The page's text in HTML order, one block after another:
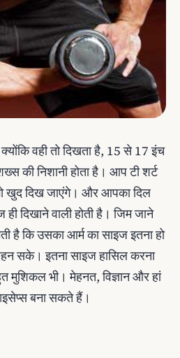
वही तो दिखता है, 15 से 17 इंच
की निशानी होता है। आप टी शर्ट
खुद दिख जाएंगे। और आपका दिल
ही दिखाने वाली होती है। जिम जाने
है कि उसका आर्म का साइज इतना हो
सके। इतना साइज हासिल करना
मुशिकल भी। मेहनत, विज्ञान और हां
बना सकते हैं।